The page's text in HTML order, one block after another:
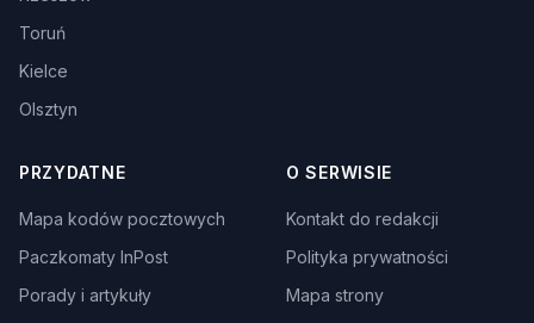
Toruń
Kielce
Olsztyn
PRZYDATNE
Mapa kodów pocztowych
Paczkomaty InPost
Porady i artykuły
O SERWISIE
Kontakt do redakcji
Polityka prywatności
Mapa strony